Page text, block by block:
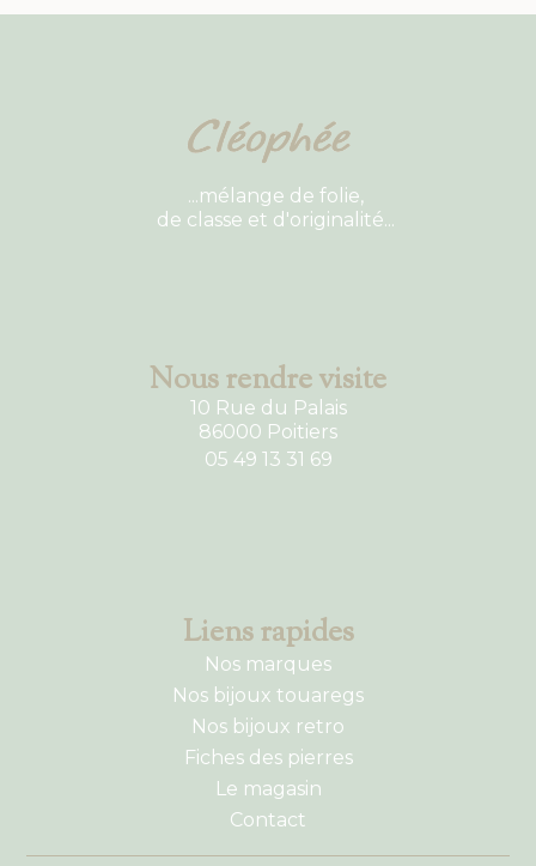
...mélange de folie,
de classe et d'originalité...
Nous rendre visite
10 Rue du Palais
86000 Poitiers
05 49 13 31 69
Liens rapides
Nos marques
Nos bijoux touaregs
Nos bijoux retro
Fiches des pierres
Le magasin
Contact